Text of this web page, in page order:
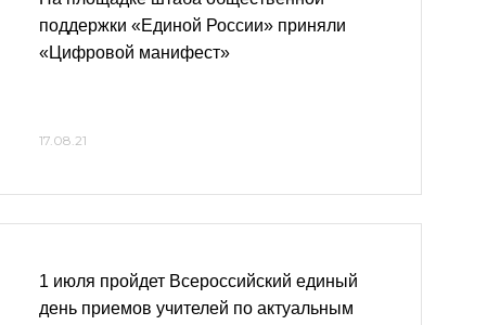
поддержки «Единой России» приняли
«Цифровой манифест»
17.08.21
1 июля пройдет Всероссийский единый
день приемов учителей по актуальным